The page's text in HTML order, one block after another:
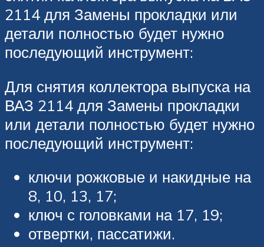
2114 для Замены прокладки или
детали полностью будет нужно
последующий инструмент:
Для снятия коллектора выпуска на
ВАЗ 2114 для Замены прокладки
или детали полностью будет нужно
последующий инструмент:
ключи рожковые и накидные на
8, 10, 13, 17;
ключ с головками на 17, 19;
отвертки, пассатижи.